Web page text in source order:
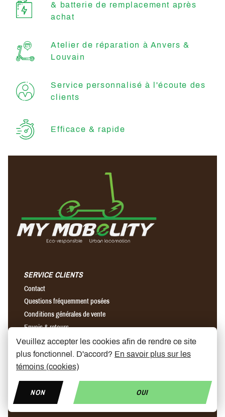
& batterie de remplacement après
achat
Atelier de réparation à Anvers &
Louvain
Service personnalisé à l'écoute des
clients
Efficace & rapide
SERVICE CLIENTS
Contact
Questions fréquemment posées
Conditions générales de vente
Envois & retours
A PROPOS DE NOUS
Notre histoire
Magasins
Partenaires
Veuillez accepter les cookies afin de rendre ce site
plus fonctionnel. D'accord? En savoir plus sur les
témoins (cookies)
NON OUI